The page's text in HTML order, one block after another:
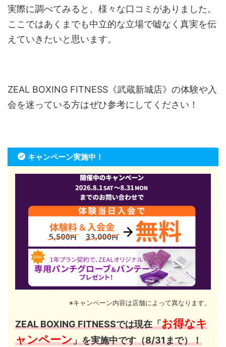
実際に調べてみると、様々な口コミがありました。
ここではあくまでも中立的な立場で嘘なく真実を伝
えていきたいと思います。
ZEAL BOXING FITNESS《武蔵新城店》の体験や入
会を迷っている方はぜひ参考にしてください！
キャンペーン実施中！
※キャンペーン内容は店舗によって異なります。
ZEAL BOXING FITNESSでは現在「お得なキ
ャンペーン」を実施中です（8/31まで）！